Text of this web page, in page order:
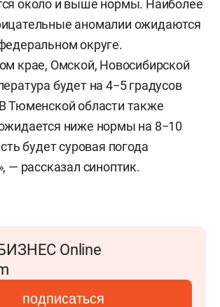
около и выше нормы. Наиболее
аномалии ожидаются
округе.
крае, Омской, Новосибирской
будет на 4−5 градусов
Тюменской области также
ниже нормы на 8−10
будет суровая погода
— рассказал синоптик.
Online
подписаться